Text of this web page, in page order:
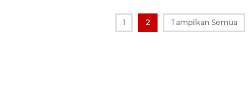
1 2 Tampilkan Semua